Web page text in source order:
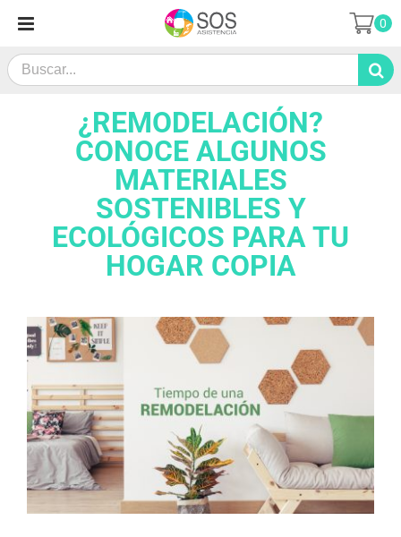
content
Search
for:
0
¿REMODELACIÓN?
CONOCE ALGUNOS
MATERIALES
SOSTENIBLES Y
ECOLÓGICOS PARA TU
HOGAR COPIA
View
Larger
Image